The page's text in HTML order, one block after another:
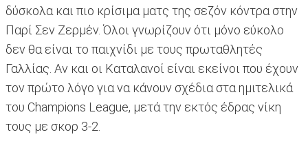
δύσκολα και πιο κρίσιμα ματς της σεζόν κόντρα στην
Παρί Σεν Ζερμέν. Όλοι γνωρίζουν ότι μόνο εύκολο
δεν θα είναι το παιχνίδι με τους πρωταθλητές
Γαλλίας. Αν και οι Καταλανοί είναι εκείνοι που έχουν
τον πρώτο λόγο για να κάνουν σχέδια στα ημιτελικά
του Champions League, μετά την εκτός έδρας νίκη
τους με σκορ 3-2.